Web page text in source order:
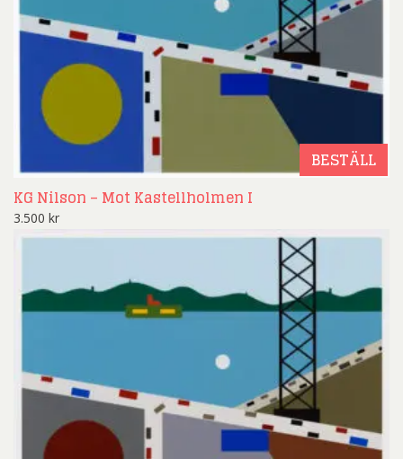
BESTÄLL
KG Nilson – Mot Kastellholmen I
3.500 kr